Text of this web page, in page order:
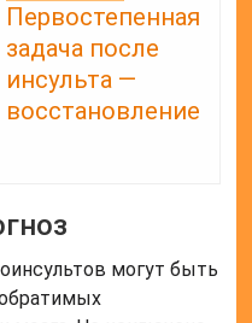
Первостепенная
задача после
инсульта —
восстановление
могут быть